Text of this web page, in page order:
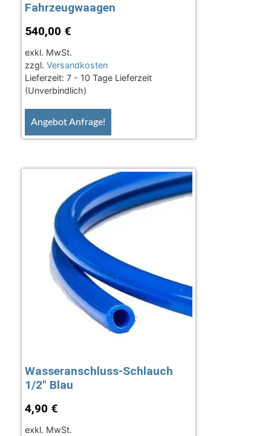
Fahrzeugwaagen
540,00 €
exkl. MwSt.
zzgl. Versandkosten
Lieferzeit: 7 - 10 Tage Lieferzeit
(Unverbindlich)
Angebot Anfrage!
Wasseranschluss-Schlauch
1/2″ Blau
4,90 €
exkl. MwSt.